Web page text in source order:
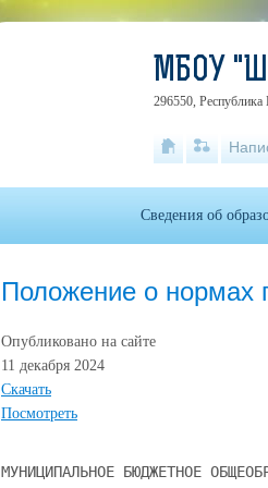
Положение о нормах
Опубликовано на сайте
11 декабря 2024
Скачать
Посмотреть
МУНИЦИПАЛЬНОЕ БЮДЖЕТНОЕ ОБЩЕОБРАЗОВАТЕЛЬНОЕ УЧРЕЖДЕНИЕ «ШТОРМОВСКАЯ ШКОЛА-ГИМНАЗИЯ» САКСКОГО РАЙОНА РЕСПУБЛИКИ КРЫМ СОГЛАСОВАНО на заседании педагогического совета МБОУ «Штормовская школа-гимназия» Протокол от «23» августа 2023 г. № 11 УТВЕРЖДЕНО Приказом от «31» августа 2023 г. № 156 Положение о нормах профессиональной этики педагогических работников МБОУ «Штормовская школа-гимназия» I. Общие положения Положение о нормах профессиональной этики работников муниципального бюджетного общеобразовательного учреждения «Штормовская школа-гимназия» (МБОУ «Штормовская школа-гимназия») – (далее – Положение) разработано в соответствии с: - Федеральным законом от 29.12.2012 г. №273-ФЗ «Об образовании в Российской Федерации»; - Конституцией Российской Федерации; - Трудовым кодексом Российской Федерации; - Федеральным законом от 29 декабря 2010 г. № 436-ФЗ «О защите детей от информации, причиняющей вред их здоровью и развитию»; - Письмом Министерства просвещения РФ и Профессионального союза работников народного образования и науки РФ от 20 августа 2019 г. № ИП-941/06/484 «О примерном положении о нормах профессиональной этики педагогических работников». 1.2. Целью настоящего Положения является: 1.2.1. установление нравственно-этических норм деятельности педагогических работников и их профессионального поведения для эффективного осуществления ими своей профессиональной деятельности; 1.2.2. содействие укреплению авторитета и обеспечению единых норм поведения педагогических работников Школы; 1.2.3. регулирование профессионально-этических проблем, возникающих в процессе совместной деятельности педагогических работников с другими участниками образовательного процесса. 2. Настоящее Положение содержит нормы профессиональной этики педагогических работников, которыми рекомендуется руководствоваться при осуществлении профессиональной деятельности педагогическим работникам, независимо от занимаемой ими должности, и механизмы реализации права педагогических работников на справедливое и объективное расследование нарушения норм профессиональной этики педагогических работников. II. Нормы профессиональной этики педагогических работников Педагогические работники, сознавая ответственность перед государством, обществом и гражданами, призваны: а) уважать честь и достоинство обучающихся и других участников образовательных отношений; б) исключать действия, связанные с влиянием каких-либо личных, имущественных (финансовых) и иных интересов, препятствующих добросовестному исполнению должностных обязанностей; в) проявлять доброжелательность, вежливость, тактичность и внимательность к обучающимся, их родителям (законным представителям) и коллегам; 1 г) проявлять терпимость и уважение к обычаям и традициям народов Российской Федерации и других государств, учитывать культурные и иные особенности различных социальных групп, способствовать межнациональному и межрелигиозному взаимодействию между обучающимися; д) соблюдать при выполнении профессиональных обязанностей равенство прав и свобод человека и гражданина, независимо от пола, расы, национальности, языка, происхождения, имущественного и должностного положения, места жительства, отношения к религии, убеждений, принадлежности к общественным объединениям, а также других обстоятельств; е) придерживаться внешнего вида, соответствующего задачам реализуемой образовательной программы; ж) воздерживаться от размещения в информационно-телекоммуникационной сети "Интернет", в местах, доступных для детей, информации, причиняющий вред здоровью и (или) развитию детей; з) избегать ситуаций, способных нанести вред чести, достоинству и деловой репутации педагогического работника и (или) организации, осуществляющей образовательную деятельность. В любых ситуациях поведение педагогического работника (далее также – педагога) должно соответствовать сложившемуся в обществе образу педагога как носителя культуры и нравственности. В тех случаях, когда вопросы профессиональной этики педагогического работника не урегулированы законодательством об образовании или настоящим Положением, педагог действует в соответствии с общими принципами нравственности в обществе. При осуществлении профессиональной деятельности педагог честно, добросовестно, квалифицированно, принципиально и своевременно исполняет свои обязанности. Во всех действиях педагога в отношении обучающихся первоочередное внимание уделяется наилучшему обеспечению их интересов. Педагог уважает право каждого обучающегося на сохранение своей индивидуальности. Педагог является беспристрастным, одинаково доброжелательным ко всем учащимся. Педагог сам выбирает подходящий стиль общения с учащимися, основанный на взаимном уважении. При оценке достижений обучающихся педагог стремится к объективности и справедливости. Педагогическим работникам запрещается использовать образовательную деятельность для политической агитации, принуждения обучающихся к принятию политических, религиозных или иных убеждений либо отказу от них, для разжигания социальной, расовой, национальной или религиозной розни, для агитации, пропагандирующей исключительность, превосходство либо неполноценность граждан по признаку социальной, расовой, национальной, религиозной или языковой принадлежности, их отношения к религии, в том числе посредством сообщения учащимся недостоверных сведений об исторических, о национальных, религиозных и культурных традициях народов, а также для побуждения обучающихся к действиям, противоречащим Конституции Российской Федерации. Педагог уважает ответственность,
МБОУ
296550,
Сведения об